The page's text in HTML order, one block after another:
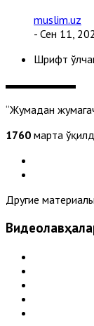
muslim.uz
- Сен 11,
Шрифт
“Жумадан
1760 марта
Другие